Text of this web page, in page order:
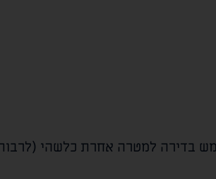
בדירה למטרה אחרת כלשהי